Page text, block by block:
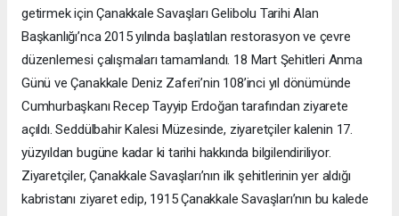
getirmek için Çanakkale Savaşları Gelibolu Tarihi Alan
Başkanlığı’nca 2015 yılında başlatılan restorasyon ve çevre
düzenlemesi çalışmaları tamamlandı. 18 Mart Şehitleri Anma
Günü ve Çanakkale Deniz Zaferi’nin 108’inci yıl dönümünde
Cumhurbaşkanı Recep Tayyip Erdoğan tarafından ziyarete
açıldı. Seddülbahir Kalesi Müzesinde, ziyaretçiler kalenin 17.
yüzyıldan bugüne kadar ki tarihi hakkında bilgilendiriliyor.
Ziyaretçiler, Çanakkale Savaşları’nın ilk şehitlerinin yer aldığı
kabristanı ziyaret edip, 1915 Çanakkale Savaşları’nın bu kalede